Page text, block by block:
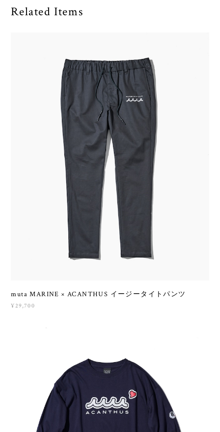
Related Items
muta MARINE × ACANTHUS イージータイトパンツ
¥29,700